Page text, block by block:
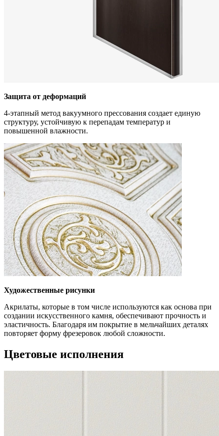
Защита от деформаций
4-этапный метод вакуумного прессования создает единую
структуру, устойчивую к перепадам температур и
повышенной влажности.
Художественные рисунки
Акрилаты, которые в том числе используются как основа при
создании искусственного камня, обеспечивают прочность и
эластичность. Благодаря им покрытие в мельчайших деталях
повторяет форму фрезеровок любой сложности.
Цветовые исполнения